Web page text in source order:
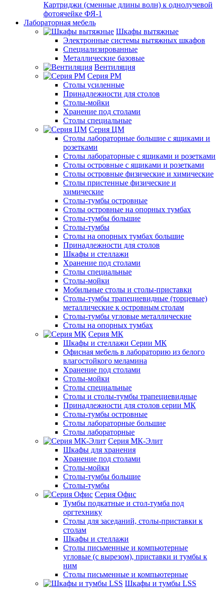
Картриджи (сменные длины волн) к однолучевой
фотоячейке ФЯ-1
Лабораторная мебель
Шкафы вытяжные
Электронные системы вытяжных шкафов
Специализированные
Металлические базовые
Вентиляция
Серия РМ
Столы усиленные
Принадлежности для столов
Столы-мойки
Хранение под столами
Столы специальные
Серия ЦМ
Столы лабораторные большие с ящиками и
розетками
Столы лабораторные с ящиками и розетками
Столы островные с ящиками и розетками
Столы островные физические и химические
Столы пристенные физические и
химические
Столы-тумбы островные
Столы островные на опорных тумбах
Столы-тумбы большие
Столы-тумбы
Столы на опорных тумбах большие
Принадлежности для столов
Шкафы и стеллажи
Хранение под столами
Столы специальные
Столы-мойки
Мобильные столы и столы-приставки
Столы-тумбы трапециевидные (торцевые)
металлические к островным столам
Столы-тумбы угловые металлические
Столы на опорных тумбах
Серия МК
Шкафы и стеллажи Серии МК
Офисная мебель в лабораторию из белого
влагостойкого меламина
Хранение под столами
Столы-мойки
Столы специальные
Столы и столы-тумбы трапециевидные
Принадлежности для столов серии МК
Столы-тумбы островные
Столы лабораторные большие
Столы лабораторные
Серия МК-Элит
Шкафы для хранения
Хранение под столами
Столы-мойки
Столы-тумбы большие
Столы-тумбы
Серия Офис
Тумбы подкатные и стол-тумба под
оргтехнику
Столы для заседаний, столы-приставки к
столам
Шкафы и стеллажи
Столы письменные и компьютерные
угловые (с вырезом), приставки и тумбы к
ним
Столы письменные и компьютерные
Шкафы и тумбы LSS